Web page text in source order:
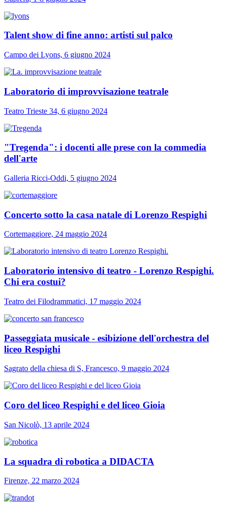
Talent show di fine anno: artisti sul palco
Campo dei Lyons, 6 giugno 2024
Laboratorio di improvvisazione teatrale
Teatro Trieste 34, 6 giugno 2024
"Tregenda": i docenti alle prese con la commedia
dell'arte
Galleria Ricci-Oddi, 5 giugno 2024
Concerto sotto la casa natale di Lorenzo Respighi
Cortemaggiore, 24 maggio 2024
Laboratorio intensivo di teatro - Lorenzo Respighi.
Chi era costui?
Teatro dei Filodrammatici, 17 maggio 2024
Passeggiata musicale - esibizione dell'orchestra del
liceo Respighi
Sagrato della chiesa di S, Francesco, 9 maggio 2024
Coro del liceo Respighi e del liceo Gioia
San Nicolò, 13 aprile 2024
La squadra di robotica a DIDACTA
Firenze, 22 marzo 2024